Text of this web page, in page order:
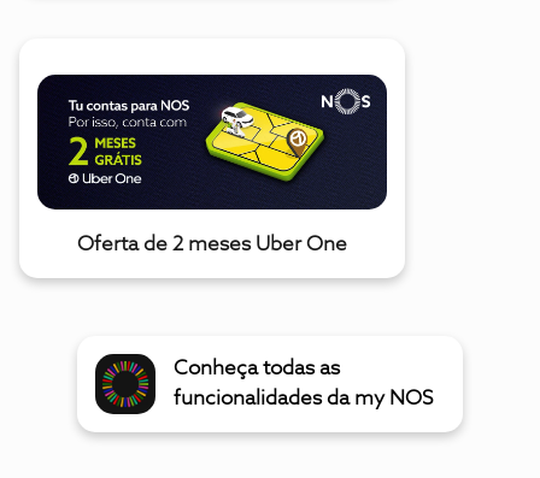
Oferta de 2 meses Uber One
Conheça todas as
funcionalidades da my NOS